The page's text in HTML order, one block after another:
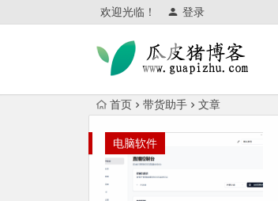
欢迎光临！ 登录
首页 带货助手 文章
电脑软件